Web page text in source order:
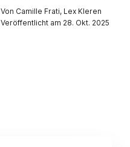
Von Camille Frati, Lex Kleren
Veröffentlicht am 28. Okt. 2025